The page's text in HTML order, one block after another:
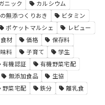
ニック
カルシウム
無添つくりおき
ビタミン
ポケットマルシェ
レビュー
材 価格
保存料
料 子育て
学生
有機認証
有機野菜宅配
無添加食品
生協
野菜宅配 鉄分
離乳食